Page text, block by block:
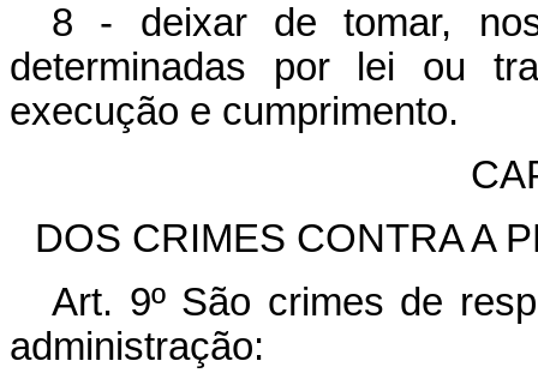
8 - deixar de tomar,
determinadas por lei ou
execução e cumprimento.
DOS CRIMES CONTRA A
Art. 9º São crimes de
administração: